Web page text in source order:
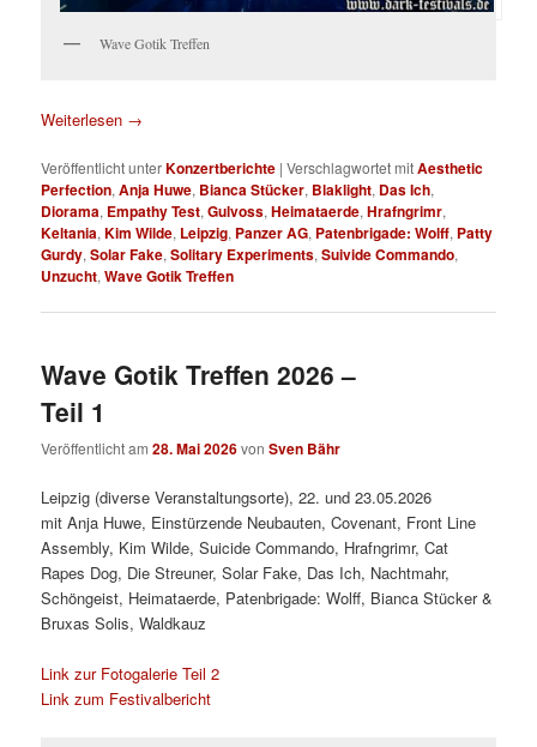
Wave Gotik Treffen
Weiterlesen →
Veröffentlicht unterKonzertberichte |Verschlagwortet mitAesthetic
Perfection,Anja Huwe, Bianca Stücker, Blaklight, Das Ich,
Diorama, Empathy Test,Gulvoss,Heimataerde,Hrafngrimr,
Keltania,Kim Wilde, Leipzig, Panzer AG, Patenbrigade: Wolff, Patty
Gurdy,Solar Fake,Solitary Experiments,Suivide Commando,
Unzucht,Wave Gotik Treffen
Wave Gotik Treffen 2026 –
Teil 1
Veröffentlicht am28. Mai 2026vonSven Bähr
Leipzig (diverse Veranstaltungsorte), 22. und 23.05.2026
mit Anja Huwe, Einstürzende Neubauten, Covenant, Front Line
Assembly, Kim Wilde, Suicide Commando, Hrafngrimr, Cat
Rapes Dog, Die Streuner, Solar Fake, Das Ich, Nachtmahr,
Schöngeist, Heimataerde, Patenbrigade: Wolff, Bianca Stücker &
Bruxas Solis, Waldkauz
Link zur Fotogalerie Teil 2
Link zum Festivalbericht